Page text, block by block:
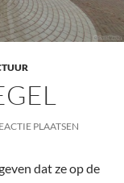
PLAATSEN
dat ze op de